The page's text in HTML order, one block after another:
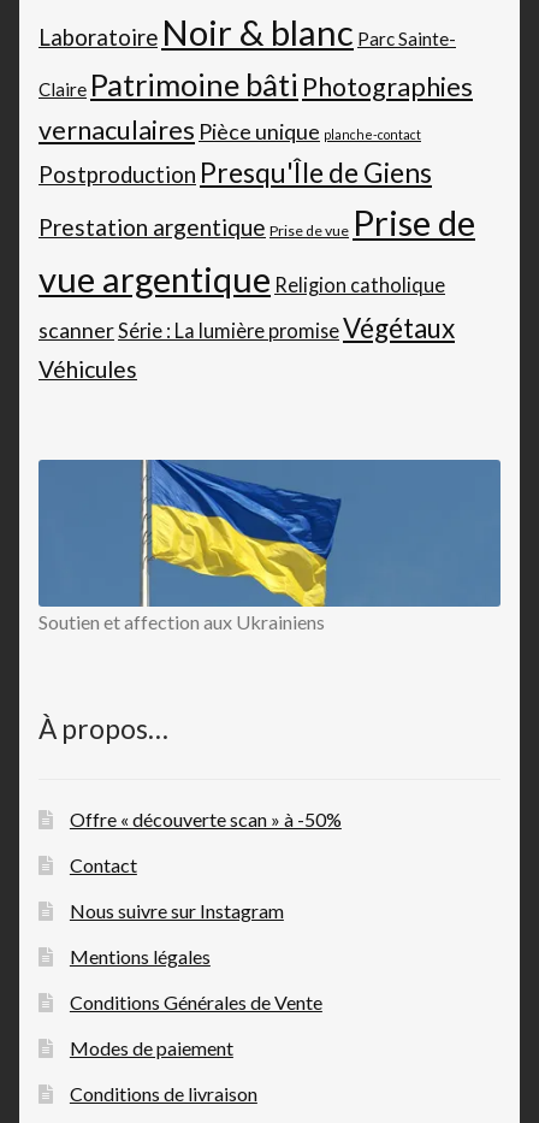
Laboratoire Noir & blanc Parc Sainte-
Claire Patrimoine bâti Photographies
vernaculaires Pièce unique planche-contact
Postproduction Presqu'Île de Giens
Prestation argentique Prise de vue Prise de
vue argentique Religion catholique
scannerSérie : La lumière promiseVégétaux
Véhicules
Soutien et affection aux Ukrainiens
À propos…
Offre « découverte scan » à -50%
Contact
Nous suivre sur Instagram
Mentions légales
Conditions Générales de Vente
Modes de paiement
Conditions de livraison